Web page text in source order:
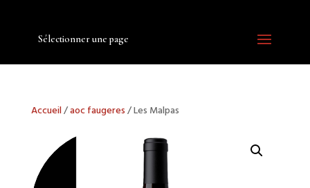
Sélectionner une page
Accueil/aoc faugeres / Les Malpas